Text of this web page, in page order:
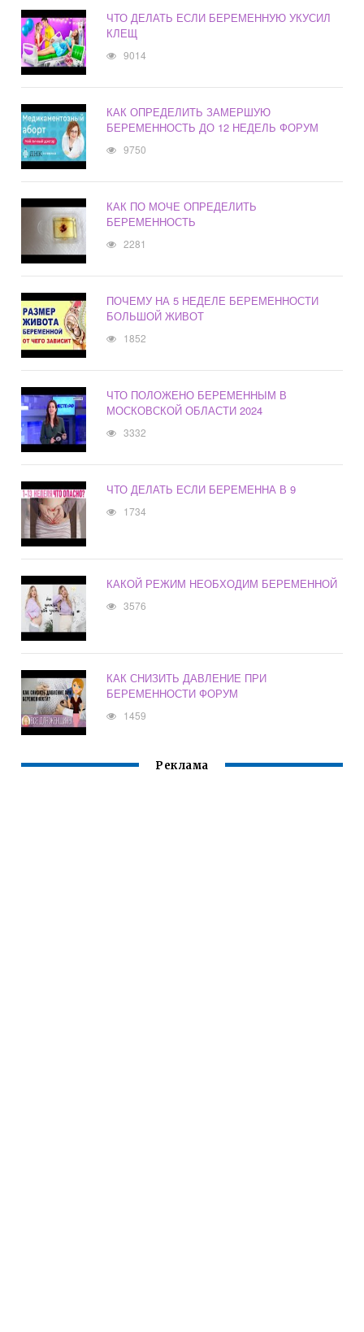
ЧТО ДЕЛАТЬ ЕСЛИ БЕРЕМЕННУЮ УКУСИЛ
КЛЕЩ
9014
КАК ОПРЕДЕЛИТЬ ЗАМЕРШУЮ
БЕРЕМЕННОСТЬ ДО 12 НЕДЕЛЬ ФОРУМ
9750
КАК ПО МОЧЕ ОПРЕДЕЛИТЬ
БЕРЕМЕННОСТЬ
2281
ПОЧЕМУ НА 5 НЕДЕЛЕ БЕРЕМЕННОСТИ
БОЛЬШОЙ ЖИВОТ
1852
ЧТО ПОЛОЖЕНО БЕРЕМЕННЫМ В
МОСКОВСКОЙ ОБЛАСТИ 2024
3332
ЧТО ДЕЛАТЬ ЕСЛИ БЕРЕМЕННА В 9
1734
КАКОЙ РЕЖИМ НЕОБХОДИМ БЕРЕМЕННОЙ
3576
КАК СНИЗИТЬ ДАВЛЕНИЕ ПРИ
БЕРЕМЕННОСТИ ФОРУМ
1459
Реклама